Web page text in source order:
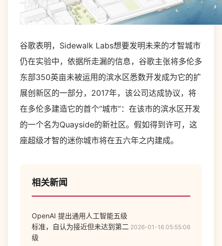
谷歌表明，Sidewalk Labs想要发明未来的才智城市
仍在实验中，依据所走漏的信息，谷歌主张将多伦多
东部350英亩未被运用的滨水区悉数开发成为它的扩
展创新区的一部分，2017年，该公司达成协议，将
在多伦多建造它的首个“城市”：在该市的滨水区开发
的一个名为Quayside的新社区。假如得到许可，这
座超级才智的迷你城市将在五六年之内建成。
相关新闻
OpenAI 提出通用人工智能五级
标准，自认为接近但未达到第二
级
2026-01-16 05:55:06